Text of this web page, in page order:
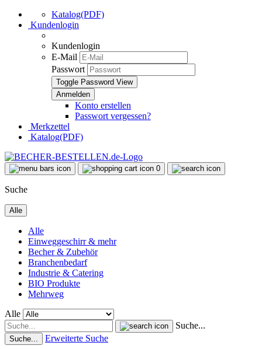
Katalog(PDF)
Kundenlogin
Kundenlogin
E-Mail
Passwort
Toggle Password View
Konto erstellen
Passwort vergessen?
Merkzettel
Katalog(PDF)
0
Suche
Alle
Alle
Einweggeschirr & mehr
Becher & Zubehör
Branchenbedarf
Industrie & Catering
BIO Produkte
Mehrweg
Alle
Suche...
Suche... Erweiterte Suche